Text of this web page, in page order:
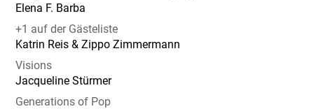
Elena F. Barba
+1 auf der Gästeliste
Katrin Reis & Zippo Zimmermann
Visions
Jacqueline Stürmer
Generations of Pop